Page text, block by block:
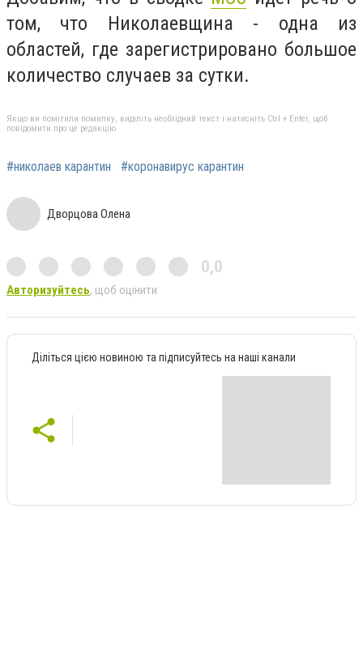
том, что Николаевщина - одна из
областей, где зарегистрировано большое
количество случаев за сутки.
Якщо ви помітили помилку, виділіть необхідний текст і натисніть Ctrl + Enter, щоб
повідомити про це редакцію
#николаев карантин #коронавирус карантин
Дворцова Олена
0,0
Авторизуйтесь, щоб оцінити
Діліться цією новиною та підписуйтесь на наші канали